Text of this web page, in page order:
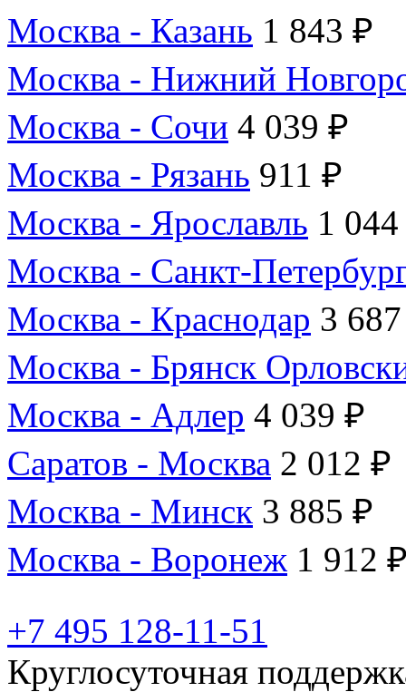
Москва - Казань 1 843 ₽
Москва - Нижний
Москва - Сочи 4 039 ₽
Москва - Рязань 911 ₽
Москва - Ярославль 1
Москва - Санкт-
Москва - Краснодар 3
Москва - Брянск
Москва - Адлер 4 039 ₽
Саратов - Москва 2 012 ₽
Москва - Минск 3 885 ₽
Москва - Воронеж 1 912
+7 495 128-11-51
Круглосуточная